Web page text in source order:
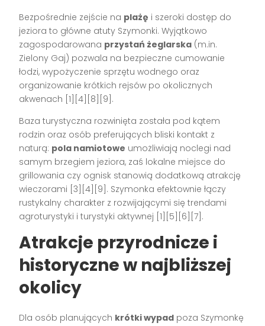
Bezpośrednie zejście na plażę i szeroki dostęp do
jeziora to główne atuty Szymonki. Wyjątkowo
zagospodarowana przystań żeglarska (m.in.
Zielony Gaj) pozwala na bezpieczne cumowanie
łodzi, wypożyczenie sprzętu wodnego oraz
organizowanie krótkich rejsów po okolicznych
akwenach [1][4][8][9].
Baza turystyczna rozwinięta została pod kątem
rodzin oraz osób preferujących bliski kontakt z
naturą: pola namiotowe umożliwiają noclegi nad
samym brzegiem jeziora, zaś lokalne miejsce do
grillowania czy ognisk stanowią dodatkową atrakcję
wieczorami [3][4][9]. Szymonka efektownie łączy
rustykalny charakter z rozwijającymi się trendami
agroturystyki i turystyki aktywnej [1][5][6][7].
Atrakcje przyrodnicze i
historyczne w najbliższej
okolicy
Dla osób planujących krótki wypad poza Szymonkę